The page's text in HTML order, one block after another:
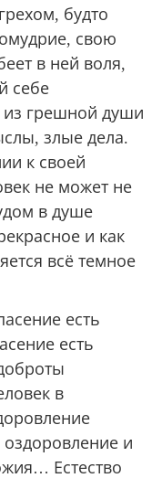
будто
свою
в ней воля,
себе
грешной души
злые дела.
к своей
не может не
в душе
и как
всё темное
есть
есть
в
оздоровление и
Естество